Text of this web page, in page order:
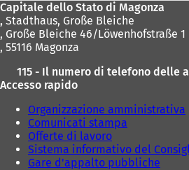
Capitale dello Stato di Magonza
, Stadthaus, Große Bleiche
, Große Bleiche 46/Löwenhofstraße 1
, 55116 Magonza
115 - Il numero di telefono delle
Accesso rapido
Organizzazione amministrativa
Comunicati stampa
Offerte di lavoro
Sistema informativo del
Gare d'appalto pubbliche